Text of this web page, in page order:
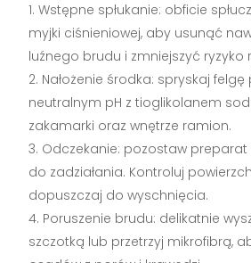
Wstępne spłukanie: obficie
myjki ciśnieniowej, aby usunąć
luźnego brudu i zmniejszyć ryzyko
Nałożenie środka: spryskaj
neutralnym pH z tioglikolanem
zakamarki oraz wnętrze ramion.
Odczekanie: pozostaw
do zadziałania. Kontroluj
dopuszczaj do wyschnięcia.
Poruszenie brudu: delikatnie
szczotką lub przetrzyj mikrofibrą,